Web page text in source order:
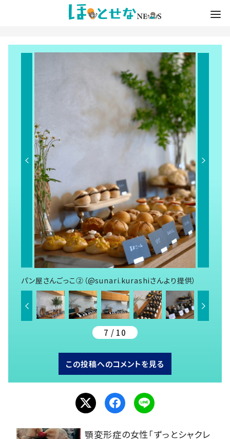
パン屋さんごっこ②（@sunari.kurashiさんより提供）
7 / 10
この投稿へのコメントを見る
顎変形症の女性「ずっとシャクレ